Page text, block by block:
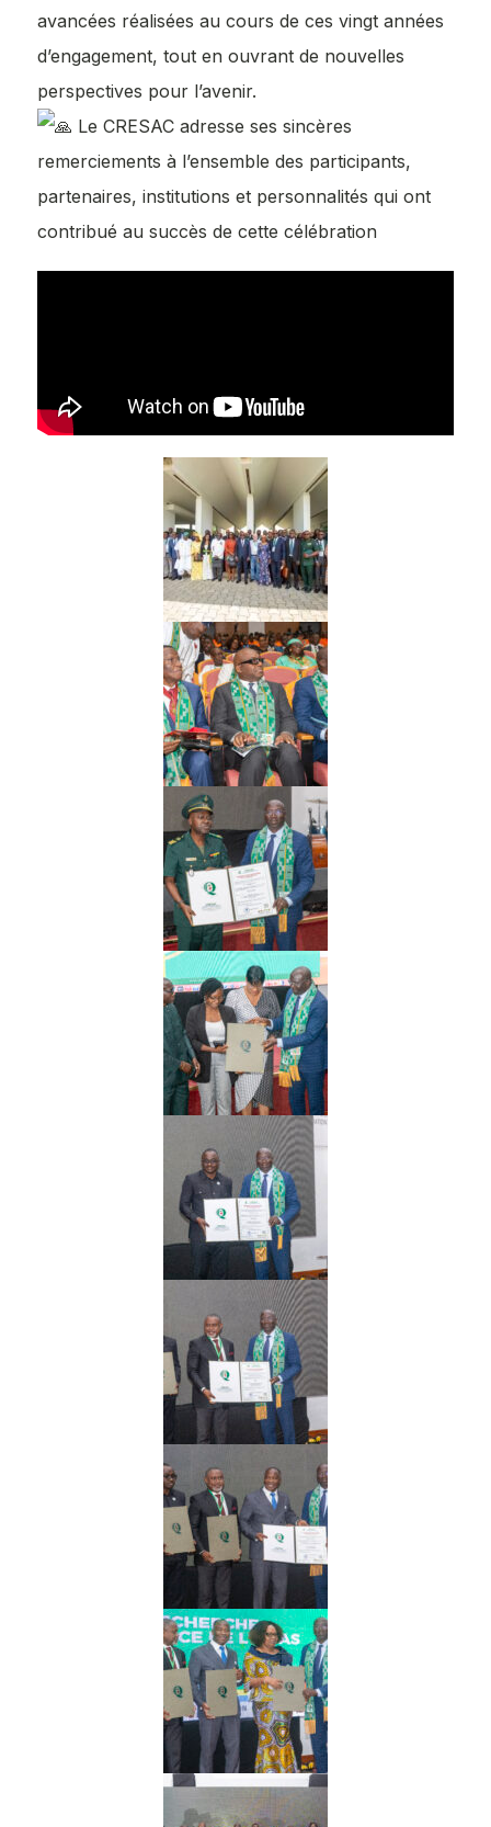
avancées réalisées au cours de ces vingt années
d’engagement, tout en ouvrant de nouvelles
perspectives pour l’avenir.
Le CRESAC adresse ses sincères
remerciements à l’ensemble des participants,
partenaires, institutions et personnalités qui ont
contribué au succès de cette célébration